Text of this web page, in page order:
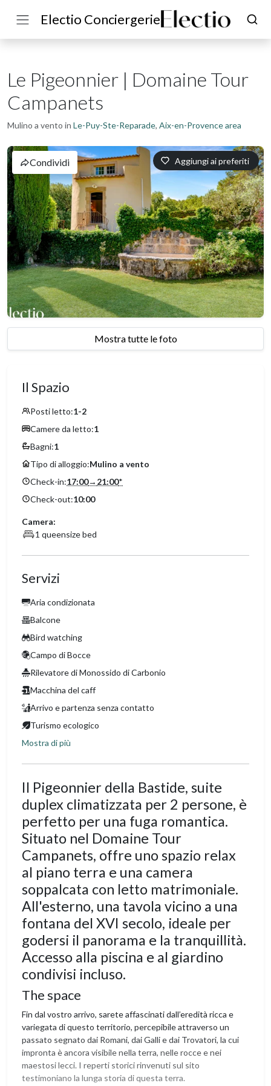
Electio Conciergerie
Le Pigeonnier | Domaine Tour
Campanets
Mulino a vento in Le-Puy-Ste-Reparade, Aix-en-Provence area
Aggiungi ai preferiti
Condividi
Mostra tutte le foto
Il Spazio
Posti letto:1-2
Camere da letto:1
Bagni:1
Tipo di alloggio:Mulino a vento
Check-in:17:00→ 21:00*
Check-out:10:00
Camera:
1 queensize bed
Servizi
Aria condizionata
Balcone
Bird watching
Campo di Bocce
Rilevatore di Monossido di Carbonio
Macchina del caff
Arrivo e partenza senza contatto
Turismo ecologico
Mostra di più
Il Pigeonnier della Bastide, suite
duplex climatizzata per 2 persone, è
perfetto per una fuga romantica.
Situato nel Domaine Tour
Campanets, offre uno spazio relax
al piano terra e una camera
soppalcata con letto matrimoniale.
All'esterno, una tavola vicino a una
fontana del XVI secolo, ideale per
godersi il panorama e la tranquillità.
Accesso alla piscina e al giardino
condivisi incluso.
The space
Fin dal vostro arrivo, sarete affascinati dall’eredità ricca e
variegata di questo territorio, percepibile attraverso un
passato segnato dai Romani, dai Galli e dai Trovatori, la cui
impronta è ancora visibile nella terra, nelle rocce e nei
maestosi lecci. I reperti storici rinvenuti sul sito
testimoniano la lunga storia di questa terra.